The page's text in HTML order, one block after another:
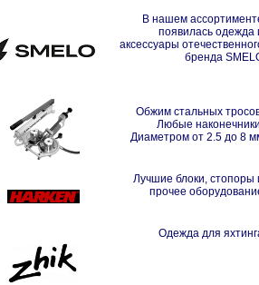
В нашем
появилась одежда
аксессуары
бренда
Обжим стальных
Любые
Диаметром от 2.5 до 8
Лучшие блоки, стопоры
прочее
Одежда для